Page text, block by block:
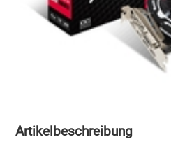
Speichermedien und Rohlinge
Bunte Palette
Convenience Obst & Gemüse
Artikelbeschreibung